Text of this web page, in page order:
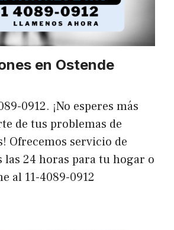
en Ostende
0912. ¡No esperes más
de tus problemas de
Ofrecemos servicio de
las 24 horas para tu hogar o
al 11-4089-0912